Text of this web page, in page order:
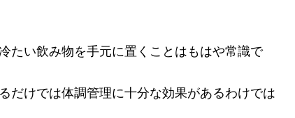
たい飲み物を手元に置くことはもはや常識で
だけでは体調管理に十分な効果があるわけでは